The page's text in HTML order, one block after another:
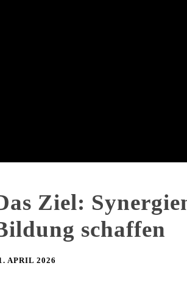
Ziel:
schaffen
APRIL 2026